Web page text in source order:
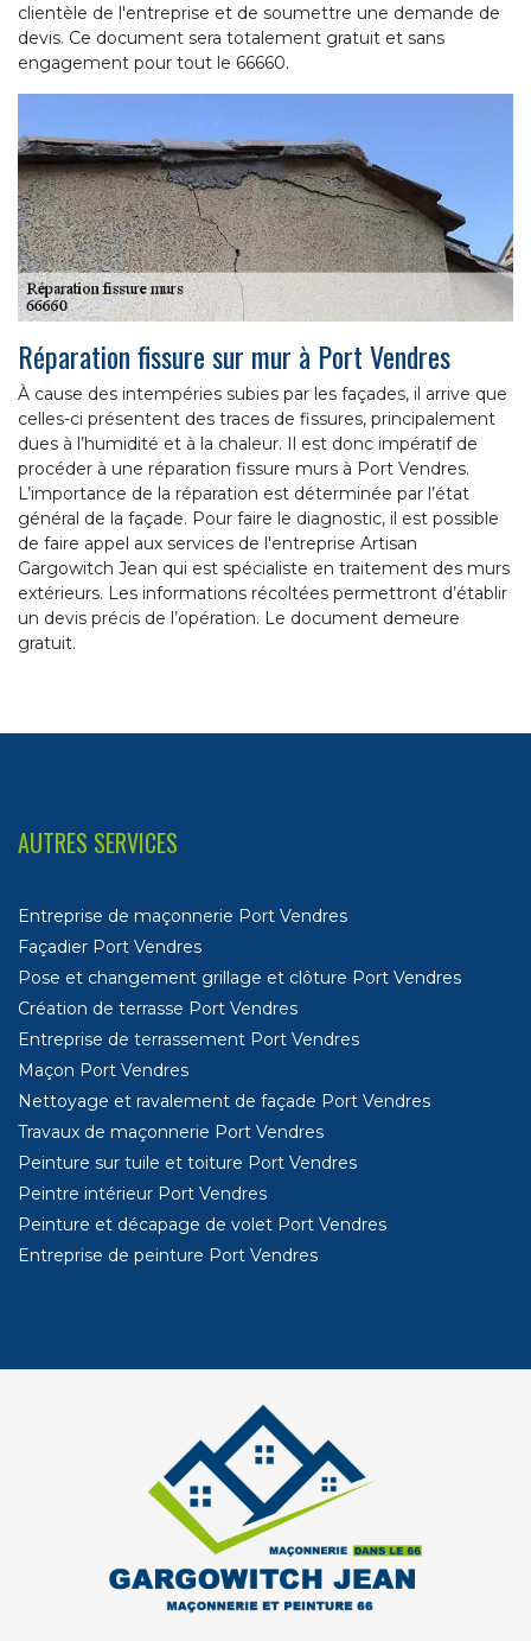
clientèle de l'entreprise et de soumettre une demande de
devis. Ce document sera totalement gratuit et sans
engagement pour tout le 66660.
Réparation fissure sur mur à Port Vendres
À cause des intempéries subies par les façades, il arrive que
celles-ci présentent des traces de fissures, principalement
dues à l’humidité et à la chaleur. Il est donc impératif de
procéder à une réparation fissure murs à Port Vendres.
L’importance de la réparation est déterminée par l’état
général de la façade. Pour faire le diagnostic, il est possible
de faire appel aux services de l'entreprise Artisan
Gargowitch Jean qui est spécialiste en traitement des murs
extérieurs. Les informations récoltées permettront d’établir
un devis précis de l’opération. Le document demeure
gratuit.
AUTRES SERVICES
Entreprise de maçonnerie Port Vendres
Façadier Port Vendres
Pose et changement grillage et clôture Port Vendres
Création de terrasse Port Vendres
Entreprise de terrassement Port Vendres
Maçon Port Vendres
Nettoyage et ravalement de façade Port Vendres
Travaux de maçonnerie Port Vendres
Peinture sur tuile et toiture Port Vendres
Peintre intérieur Port Vendres
Peinture et décapage de volet Port Vendres
Entreprise de peinture Port Vendres